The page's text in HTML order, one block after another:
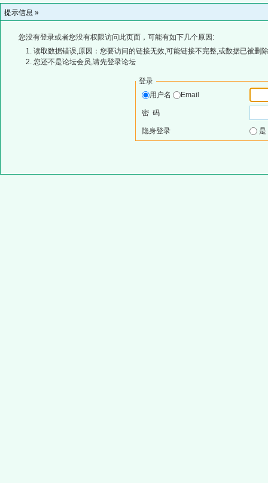
提示信息 »
您没有登录或者您没有权限访问此页面，可能有如下几个原因:
读取数据错误,原因：您要访问的链接无效,可能链接不完整,或数据已被删
您还不是论坛会员,请先登录论坛
登录
用户名
Email
密 码
隐身登录